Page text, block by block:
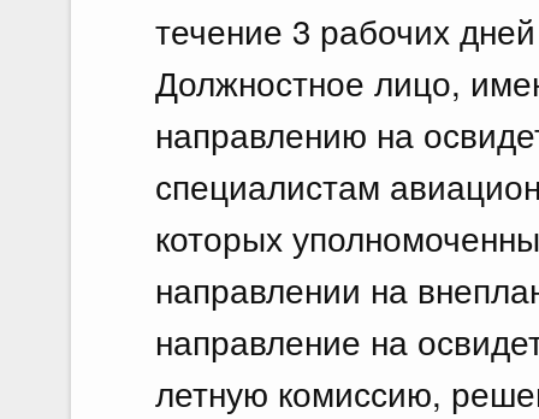
течение 3 рабочих
Должностное лицо,
направлению на
специалистам
которых
направлении на
направление на
летную комиссию,